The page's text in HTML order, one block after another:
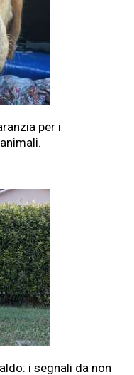
per i
i segnali da non